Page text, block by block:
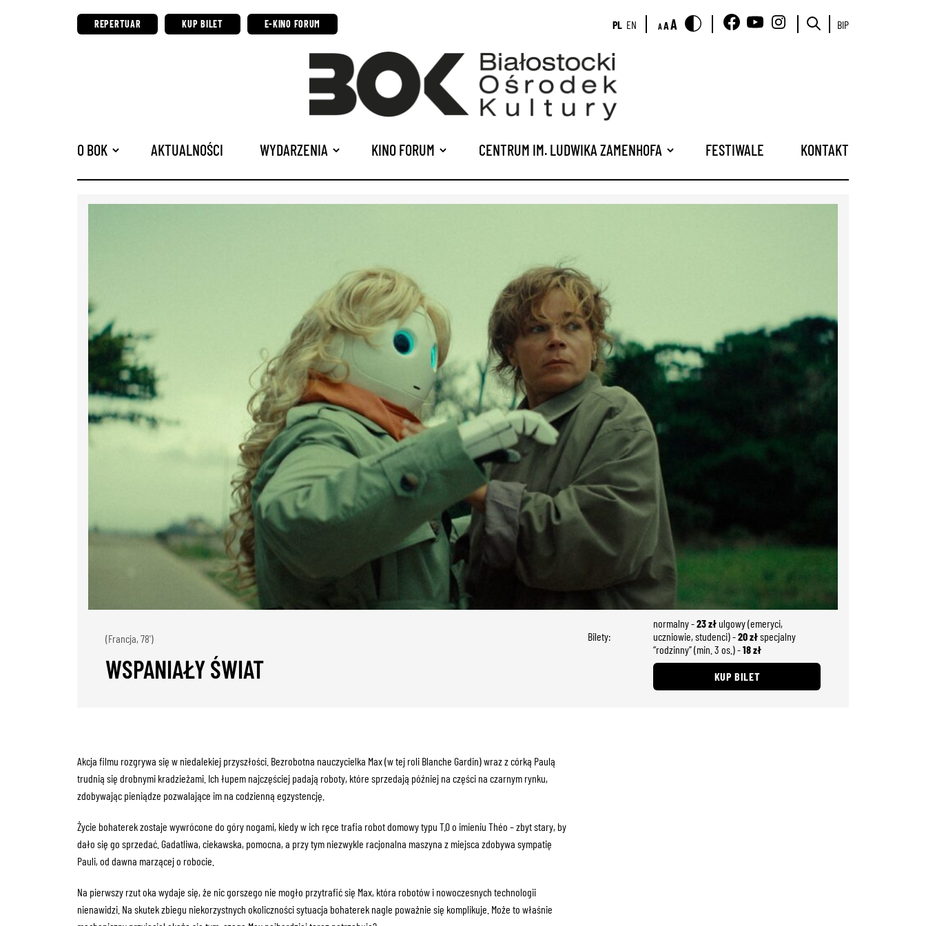
REPERTUAR KUP BILET E-KINO FORUM PL EN AAA BIP
O BOK AKTUALNOŚCI WYDARZENIA KINO FORUM CENTRUM IM. LUDWIKA ZAMENHOFA FESTIWALE KONTAKT
(Francja, 78')
WSPANIAŁY ŚWIAT
Bilety:
normalny -23 złulgowy (emeryci,
uczniowie, studenci) -20 złspecjalny
“rodzinny” (min. 3 os.) -18 zł
KUP BILET
Akcja filmu rozgrywa się w niedalekiej przyszłości. Bezrobotna nauczycielka Max (w tej roli Blanche Gardin) wraz z córką Paulą
trudnią się drobnymi kradzieżami. Ich łupem najczęściej padają roboty, które sprzedają później na części na czarnym rynku,
zdobywając pieniądze pozwalające im na codzienną egzystencję.
Życie bohaterek zostaje wywrócone do góry nogami, kiedy w ich ręce trafia robot domowy typu T.0 o imieniu Théo – zbyt stary, by
dało się go sprzedać. Gadatliwa, ciekawska, pomocna, a przy tym niezwykle racjonalna maszyna z miejsca zdobywa sympatię
Pauli, od dawna marzącej o robocie.
Na pierwszy rzut oka wydaje się, że nic gorszego nie mogło przytrafić się Max, która robotów i nowoczesnych technologii
nienawidzi. Na skutek zbiegu niekorzystnych okoliczności sytuacja bohaterek nagle poważnie się komplikuje. Może to właśnie